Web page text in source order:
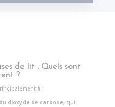
de lit : Quels sont
?
à :
dioxyde de carbone, qui